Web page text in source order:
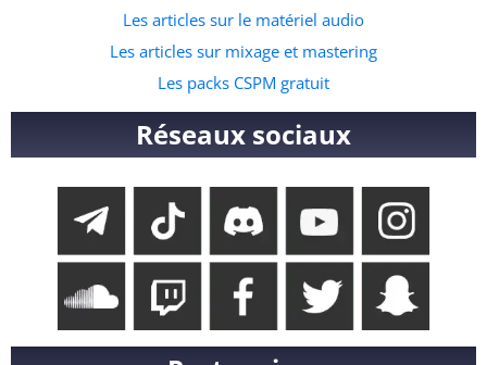
Les articles sur le matériel audio
Les articles sur mixage et mastering
Les packs CSPM gratuit
Réseaux sociaux